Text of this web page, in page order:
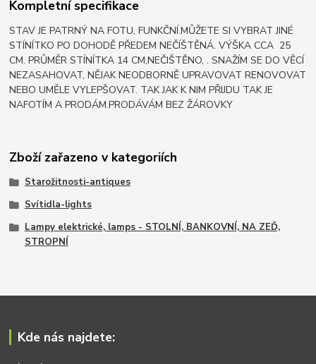
Kompletní specifikace
STAV JE PATRNÝ NA FOTU, FUNKČNÍ.MŮŽETE SI VYBRAT JINÉ
STÍNÍTKO PO DOHODĚ PŘEDEM NEČÍŠTĚNÁ. VÝŠKA CCA 25
CM. PRŮMĚR STÍNÍTKA 14 CM,NEČIŠTĚNO, . SNAŽÍM SE DO VĚCÍ
NEZASAHOVAT, NĚJAK NEODBORNĚ UPRAVOVAT RENOVOVAT
NEBO UMĚLE VYLEPŠOVAT. TAK JAK K NIM PŘIJDU TAK JE
NAFOTÍM A PRODÁM.PRODÁVÁM BEZ ŽÁROVKY
Zboží zařazeno v kategoriích
Starožitnosti-antiques
Svítidla-lights
Lampy elektrické, lamps - STOLNÍ, BANKOVNÍ, NA ZEĎ,
STROPNÍ
Kde nás najdete: